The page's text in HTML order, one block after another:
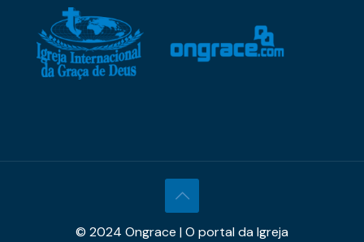
© 2024 Ongrace | O portal da Igreja